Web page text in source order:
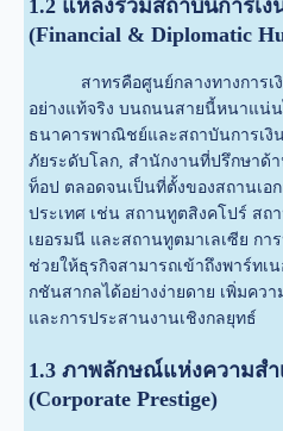
1.2 แหล่งรวมสถาบันการเ
(Financial & Diplomatic
สาทรคือศูนย์กลางทางการเงิน
อย่างแท้จริง บนถนนสายนี้หนาแน่
ธนาคารพาณิชย์และสถาบันการเงิ
ภัยระดับโลก, สำนักงานที่ปรึกษาด้
ท็อป ตลอดจนเป็นที่ตั้งของสถานเ
ประเทศ เช่น สถานทูตสิงคโปร์ สถ
เยอรมนี และสถานทูตมาเลเซีย ก
ช่วยให้ธุรกิจสามารถเข้าถึงพาร์ทเ
กชันสากลได้อย่างง่ายดาย เพิ่มคว
และการประสานงานเชิงกลยุทธ์
1.3 ภาพลักษณ์แห่งความสำ
(Corporate Prestige)